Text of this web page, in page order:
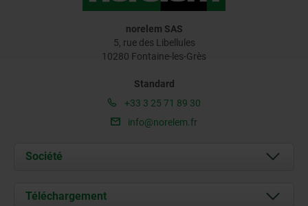
norelem SAS
5, rue des Libellules
10280 Fontaine-les-Grès
Standard
+33 3 25 71 89 30
info@norelem.fr
Société
À propos de nous
Téléchargement